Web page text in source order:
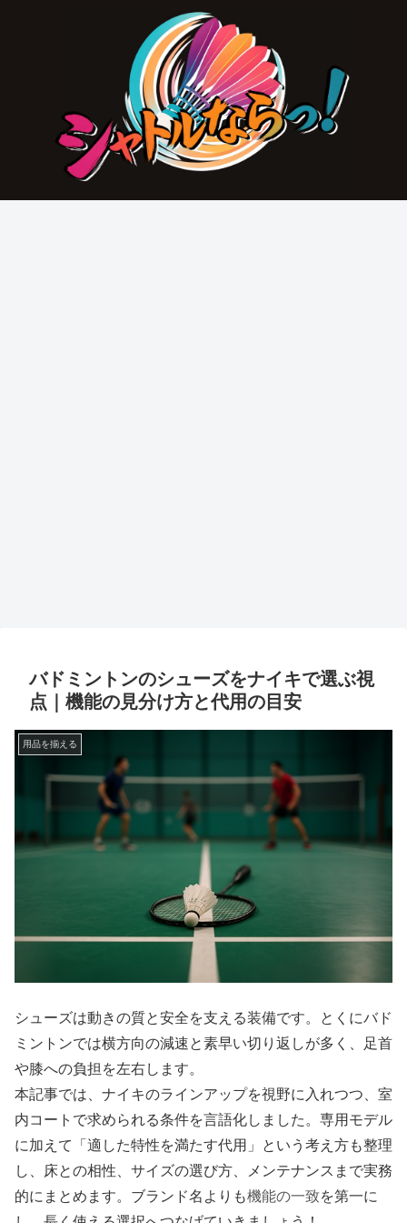
バドミントンのシューズをナイキで選ぶ視
点｜機能の見分け方と代用の目安
用品を揃える
シューズは動きの質と安全を支える装備です。とくにバド
ミントンでは横方向の減速と素早い切り返しが多く、足首
や膝への負担を左右します。
本記事では、ナイキのラインアップを視野に入れつつ、室
内コートで求められる条件を言語化しました。専用モデル
に加えて「適した特性を満たす代用」という考え方も整理
し、床との相性、サイズの選び方、メンテナンスまで実務
的にまとめます。ブランド名よりも機能の一致を第一に